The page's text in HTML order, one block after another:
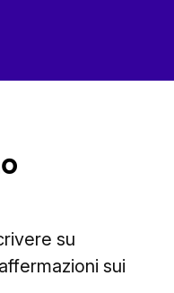
su
sui